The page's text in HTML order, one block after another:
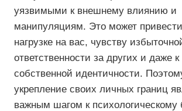
уязвимыми к внешнему влиянию и
манипуляциям. Это может
нагрузке на вас, чувству
ответственности за других и даже к
собственной идентичности.
укрепление своих личных границ
важным шагом к психологическому